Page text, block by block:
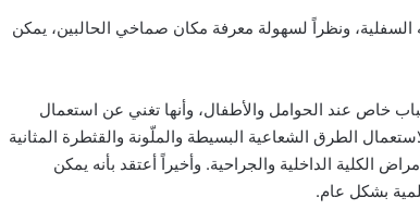
ونظراً لسهولة معرفة مكان صماخي الحالبين، يمكن
خاص عند الحوامل والأطفال، وأنها تغني عن استعمال
الطرق الشعاعية البسيطة والملّونة والقثطرة المثانية
الكلية الداخلية والجراحية. وأخيراً أعتقد بأنه يمكن
بشكل عام.